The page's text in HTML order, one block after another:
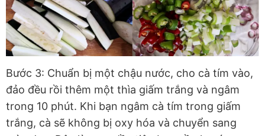
Bước 3: Chuẩn bị một chậu nước, cho cà tím vào,
đảo đều rồi thêm một thìa giấm trắng và ngâm
trong 10 phút. Khi bạn ngâm cà tím trong giấm
trắng, cà sẽ không bị oxy hóa và chuyển sang